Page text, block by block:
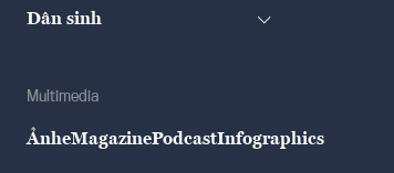
Dân sinh
Multimedia
ẢnheMagazinePodcastInfographics